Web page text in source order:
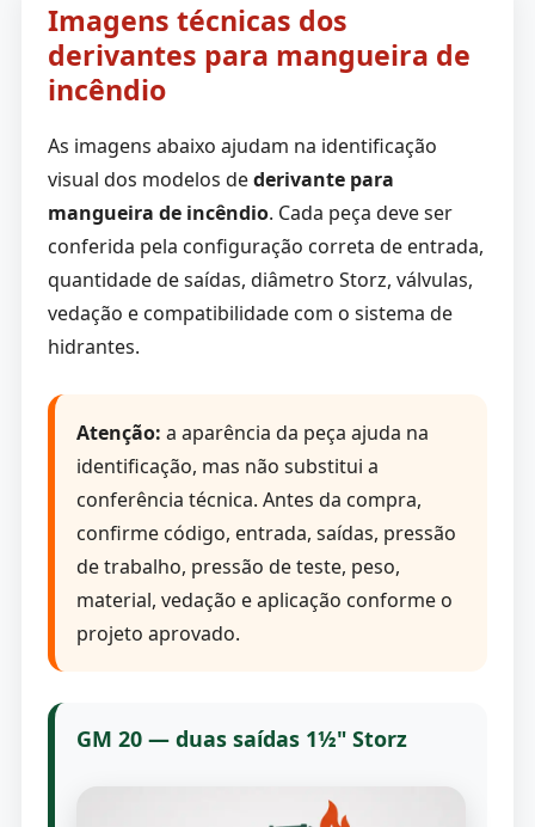
Imagens técnicas dos
derivantes para mangueira de
incêndio
As imagens abaixo ajudam na identificação
visual dos modelos dederivante para
mangueira de incêndio. Cada peça deve ser
conferida pela configuração correta de entrada,
quantidade de saídas, diâmetro Storz, válvulas,
vedação e compatibilidade com o sistema de
hidrantes.
Atenção: a aparência da peça ajuda na
identificação, mas não substitui a
conferência técnica. Antes da compra,
confirme código, entrada, saídas, pressão
de trabalho, pressão de teste, peso,
material, vedação e aplicação conforme o
projeto aprovado.
GM 20 — duas saídas 1½" Storz